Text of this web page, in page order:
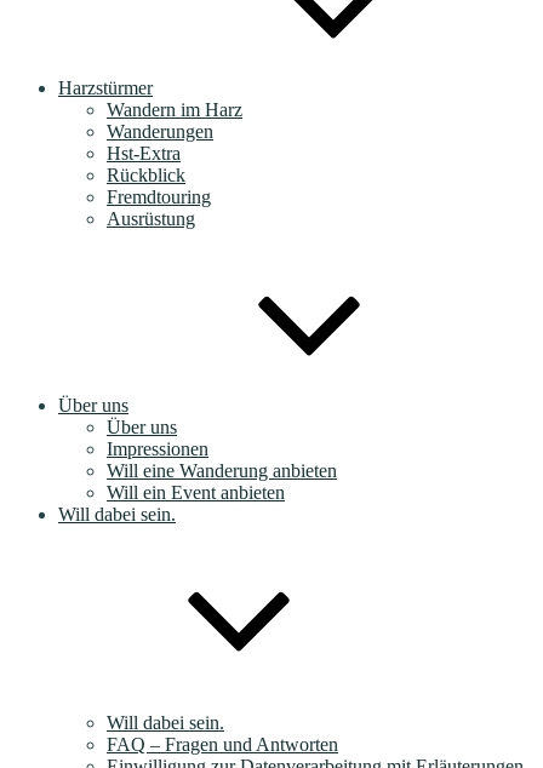
Harzstürmer
Wandern im Harz
Wanderungen
Hst-Extra
Rückblick
Fremdtouring
Ausrüstung
Über uns
Über uns
Impressionen
Will eine Wanderung anbieten
Will ein Event anbieten
Will dabei sein.
Will dabei sein.
FAQ – Fragen und Antworten